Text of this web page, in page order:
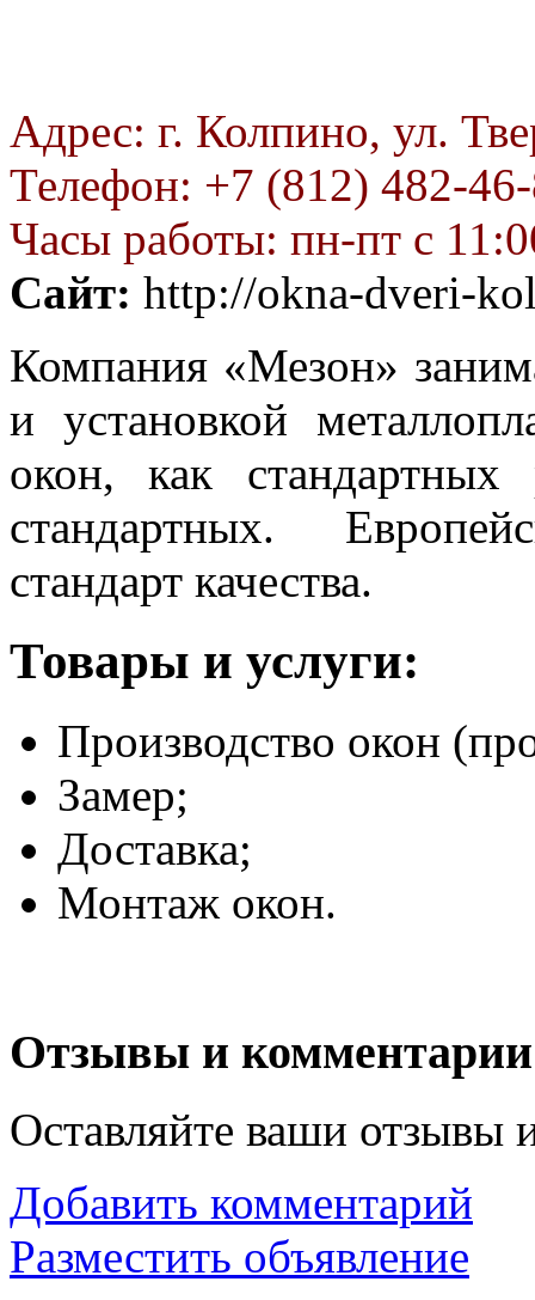
Адрес: г. Колпино, ул.
Телефон: +7 (812) 482-
Часы работы: пн-пт с
Сайт: http://okna-dveri-
Компания «Мезон»
и установкой
окон, как
стандартных.
стандарт качества.
Товары и услуги:
Производство окон
Замер;
Доставка;
Монтаж окон.
Отзывы и комментарии
Оставляйте ваши отзывы
Добавить комментарий
Разместить объявление